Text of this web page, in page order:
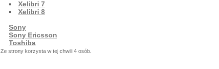
Xelibri 7
Xelibri 8
Sony
Sony Ericsson
Toshiba
Ze strony korzysta w tej chwili 4 osób.